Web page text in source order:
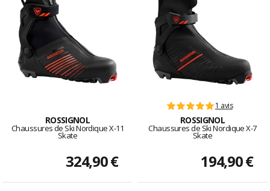
ROSSIGNOL
Chaussures de Ski Nordique X-11
Skate
324,90 €
1 avis
ROSSIGNOL
Chaussures de Ski Nordique X-7
Skate
194,90 €